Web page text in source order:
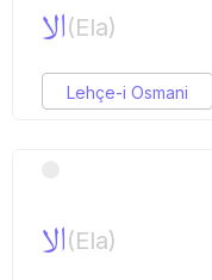
الا(Ela)
Lehçe-i Osmani
الا(Ela)